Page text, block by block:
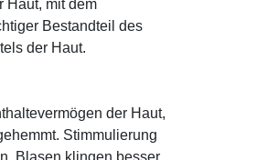
Haut, mit dem
Bestandteil des
der Haut.
der Haut,
Stimmulierung
Blasen klingen besser